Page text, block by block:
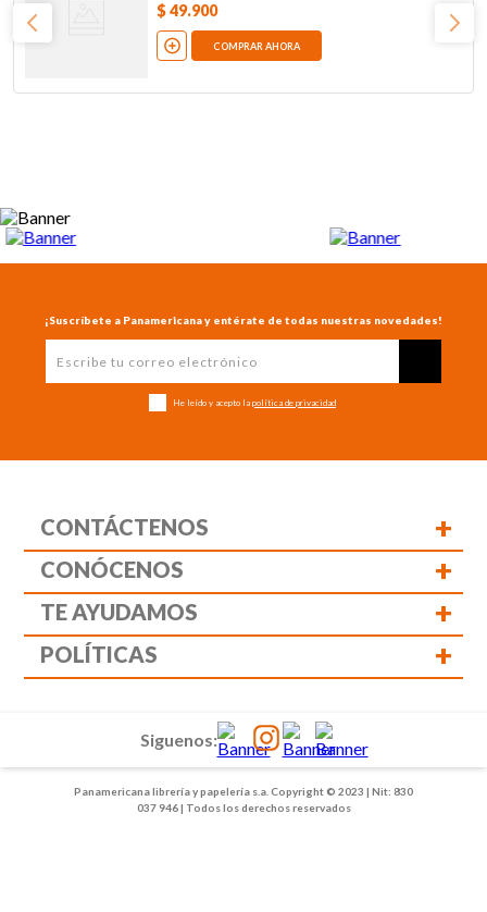
$ 49.900
COMPRAR AHORA
¡Suscríbete a Panamericana y entérate de todas nuestras novedades!
He leído y acepto la política de privacidad
CONTÁCTENOS +
CONÓCENOS +
TE AYUDAMOS +
POLÍTICAS +
Panamericana librería y papelería s.a. Copyright © 2023 | Nit: 830
037 946 | Todos los derechos reservados
Siguenos: